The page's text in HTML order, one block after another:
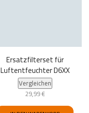
Ersatzfilterset für
Luftentfeuchter D6XX
Vergleichen
29,99€